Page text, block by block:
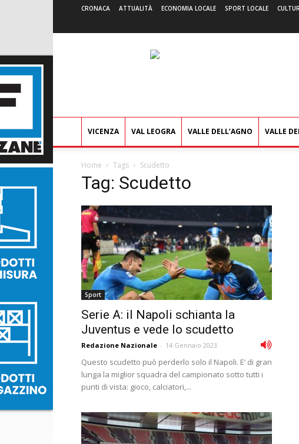
CRONACA ATTUALITÀ ECONOMIA LOCALE SPORT LOCALE
VICENZA VAL LEOGRA VALLE DELL’AGNO VALLE
Home Tags Scudetto
Tag: Scudetto
Sport
Serie A: il Napoli schianta la
Juventus e vede lo scudetto
Redazione Nazionale - 14 Gennaio 2023
Questo scudetto può perderlo solo il Napoli. E’ di gran
lunga la miglior squadra del campionato sotto tutti i
punti di vista: gioco, calciatori,...